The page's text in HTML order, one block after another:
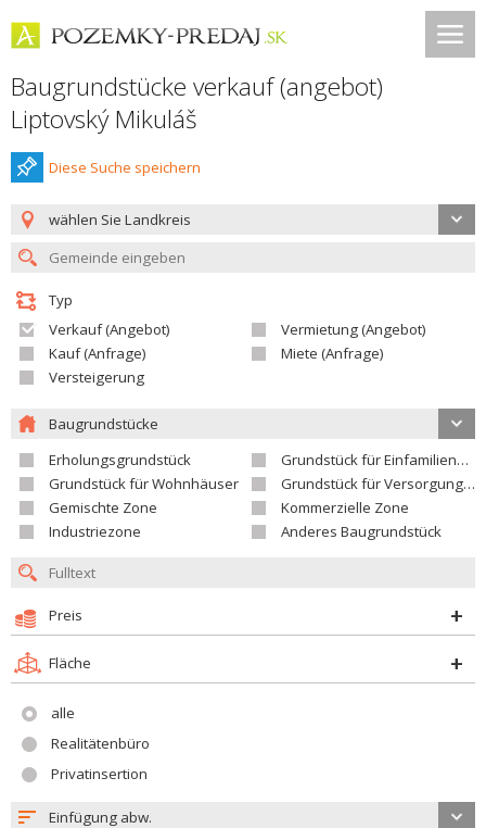
Baugrundstücke verkauf (angebot)
Liptovský Mikuláš
Diese Suche speichern
wählen Sie Landkreis
Typ
Verkauf (Angebot)
Vermietung (Angebot)
Kauf (Anfrage)
Miete (Anfrage)
Versteigerung
Baugrundstücke
Erholungsgrundstück
Grundstück für Einfamilienhäuser
Grundstück für Wohnhäuser
Grundstück für Versorgungseinrichtungen
Gemischte Zone
Kommerzielle Zone
Industriezone
Anderes Baugrundstück
Preis
Fläche
alle
Realitätenbüro
Privatinsertion
Einfügung abw.